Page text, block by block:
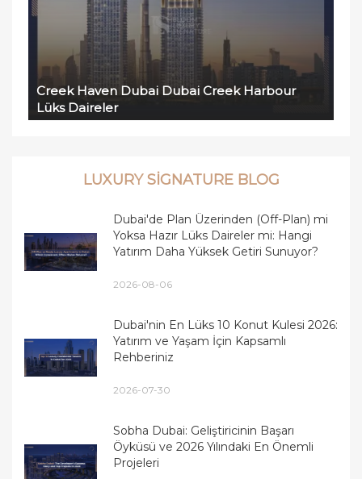
Creek Haven Dubai Dubai Creek Harbour
Lüks Daireler
LUXURY SIGNATURE BLOG
Dubai'de Plan Üzerinden (Off-Plan) mi
Yoksa Hazır Lüks Daireler mi: Hangi
Yatırım Daha Yüksek Getiri Sunuyor?
2026-08-06
Dubai'nin En Lüks 10 Konut Kulesi 2026:
Yatırım ve Yaşam İçin Kapsamlı
Rehberiniz
2026-07-30
Sobha Dubai: Geliştiricinin Başarı
Öyküsü ve 2026 Yılındaki En Önemli
Projeleri